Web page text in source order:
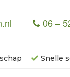
06 –
Snelle